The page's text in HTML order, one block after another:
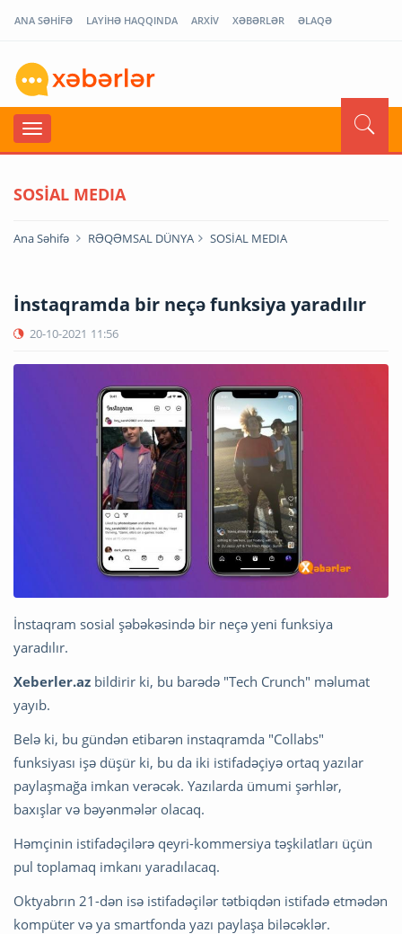
ANA SƏHİFƏ LAYİHƏ HAQQINDA ARXİV XƏBƏRLƏR ƏLAQƏ
SOSİAL MEDIA
Ana Səhifə RƏQƏMSAL DÜNYA SOSİAL MEDIA
İnstaqramda bir neçə funksiya yaradılır
20-10-2021 11:56
İnstaqram sosial şəbəkəsində bir neçə yeni funksiya
yaradılır.
Xeberler.az bildirir ki, bu barədə "Tech Crunch" məlumat
yayıb.
Belə ki, bu gündən etibarən instaqramda "Collabs"
funksiyası işə düşür ki, bu da iki istifadəçiyə ortaq yazılar
paylaşmağa imkan verəcək. Yazılarda ümumi şərhlər,
baxışlar və bəyənmələr olacaq.
Həmçinin istifadəçilərə qeyri-kommersiya təşkilatları üçün
pul toplamaq imkanı yaradılacaq.
Oktyabrın 21-dən isə istifadəçilər tətbiqdən istifadə etmədən
kompüter və ya smartfonda yazı paylaşa biləcəklər.